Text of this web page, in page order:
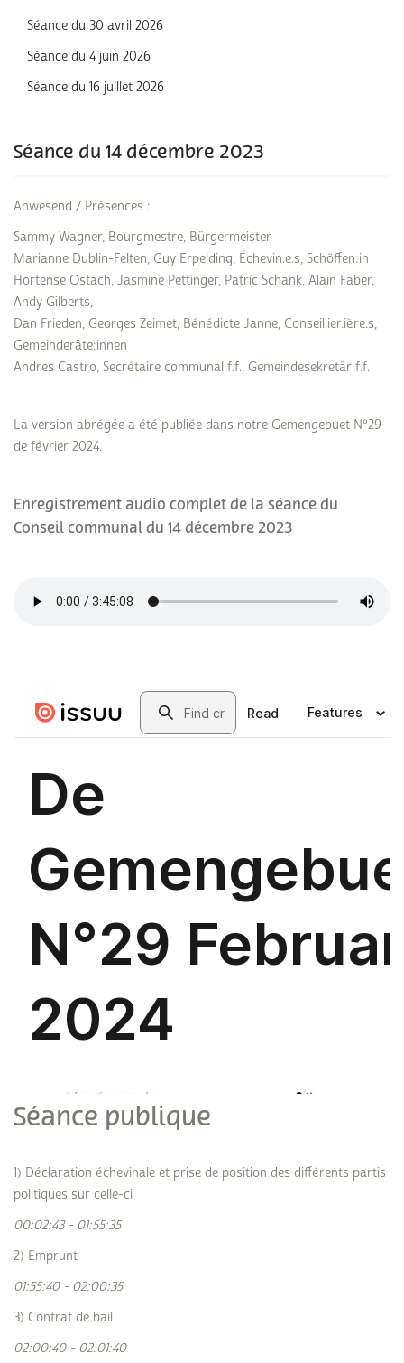
Séance du 30 avril 2026
Séance du 4 juin 2026
Séance du 16 juillet 2026
Séance du 14 décembre 2023
Anwesend / Présences :
Sammy Wagner, Bourgmestre, Bürgermeister
Marianne Dublin-Felten, Guy Erpelding, Échevin.e.s, Schöffen:in
Hortense Ostach, Jasmine Pettinger, Patric Schank, Alain Faber,
Andy Gilberts,
Dan Frieden, Georges Zeimet, Bénédicte Janne, Conseillier.ière.s,
Gemeinderäte:innen
Andres Castro, Secrétaire communal f.f., Gemeindesekretär f.f.
La version abrégée a été publiée dans notre Gemengebuet N°29
de février 2024.
Enregistrement audio complet de la séance du
Conseil communal du 14 décembre 2023
Séance publique
1) Déclaration échevinale et prise de position des différents partis
politiques sur celle-ci
00:02:43 - 01:55:35
2) Emprunt
01:55:40 - 02:00:35
3) Contrat de bail
02:00:40 - 02:01:40